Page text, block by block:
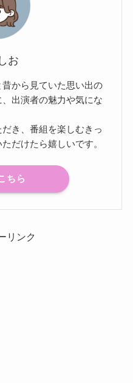
お
から見ていた思い出の
出演者の魅力や気にな
き、番組を楽しむきっ
だけたら嬉しいです。
ちら
リンク